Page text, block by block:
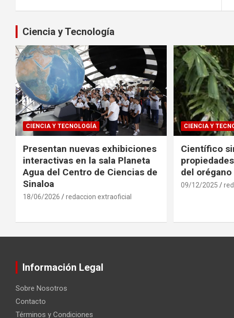
entradas
Ciencia y Tecnología
CIENCIA Y TECNOLOGÍA
Presentan nuevas exhibiciones
interactivas en la sala Planeta
Agua del Centro de Ciencias de
Sinaloa
18/06/2026 redaccion extraoficial
CIENCIA Y
Científico
del
09/12/2025
Información Legal
Sobre Nosotros
Contacto
Términos y Condiciones